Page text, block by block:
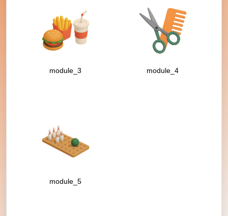
module_3 module_4
module_5